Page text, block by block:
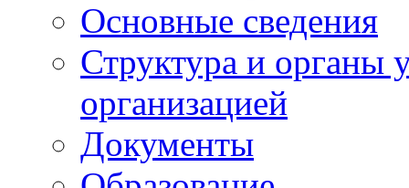
Основные сведения
Структура и органы
организацией
Документы